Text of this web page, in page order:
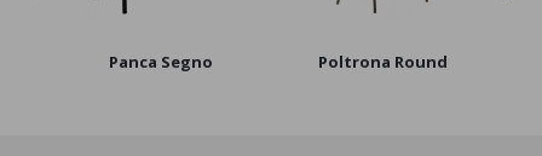
Panca Segno Poltrona Round